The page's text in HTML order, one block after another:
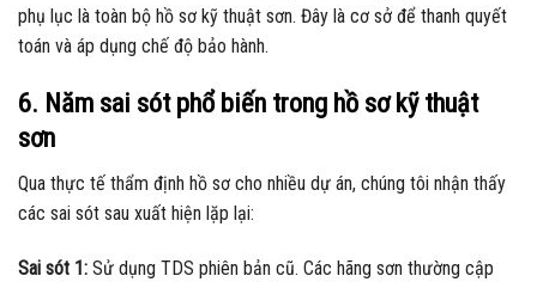
phụ lục là toàn bộ hồ sơ kỹ thuật sơn. Đây là cơ sở để thanh quyết
toán và áp dụng chế độ bảo hành.
6. Năm sai sót phổ biến trong hồ sơ kỹ thuật
sơn
Qua thực tế thẩm định hồ sơ cho nhiều dự án, chúng tôi nhận thấy
các sai sót sau xuất hiện lặp lại:
Sai sót 1: Sử dụng TDS phiên bản cũ. Các hãng sơn thường cập